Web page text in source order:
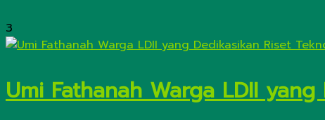
3
Umi Fathanah Warga LDII